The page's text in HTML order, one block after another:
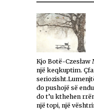
Kjo Botë-Czesław
një keqkuptim.
do pushojë së
do t’u kthehen
një topi, një